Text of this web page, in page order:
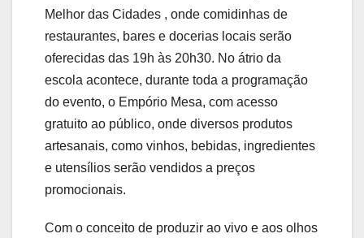
Melhor das Cidades , onde comidinhas de
restaurantes, bares e docerias locais serão
oferecidas das 19h às 20h30. No átrio da
escola acontece, durante toda a programação
do evento, o Empório Mesa, com acesso
gratuito ao público, onde diversos produtos
artesanais, como vinhos, bebidas, ingredientes
e utensílios serão vendidos a preços
promocionais.
Com o conceito de produzir ao vivo e aos olhos